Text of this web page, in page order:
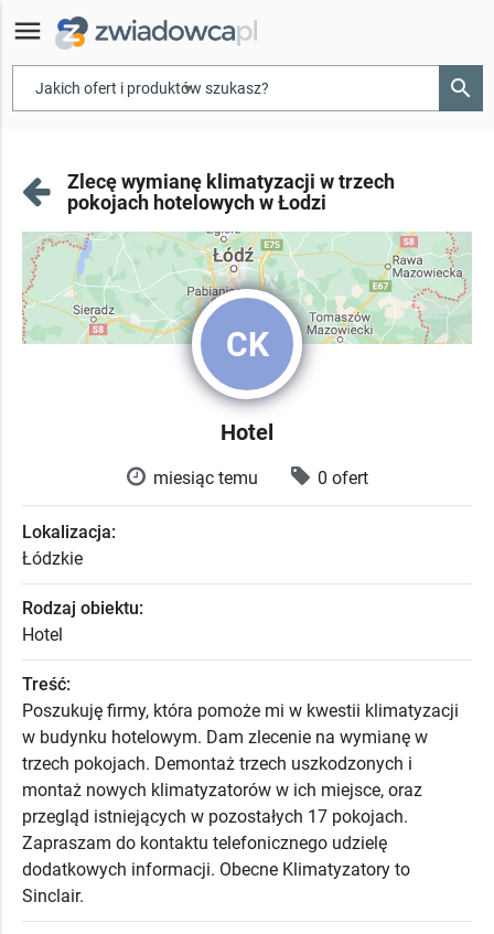
menu
▾ search
Zlecę wymianę klimatyzacji w trzech
pokojach hotelowych w Łodzi
CK
Hotel
miesiąc temu 0 ofert
Lokalizacja:
Łódzkie
Rodzaj obiektu:
Hotel
Treść:
Poszukuję firmy, która pomoże mi w kwestii klimatyzacji
w budynku hotelowym. Dam zlecenie na wymianę w
trzech pokojach. Demontaż trzech uszkodzonych i
montaż nowych klimatyzatorów w ich miejsce, oraz
przegląd istniejących w pozostałych 17 pokojach.
Zapraszam do kontaktu telefonicznego udzielę
dodatkowych informacji. Obecne Klimatyzatory to
Sinclair.